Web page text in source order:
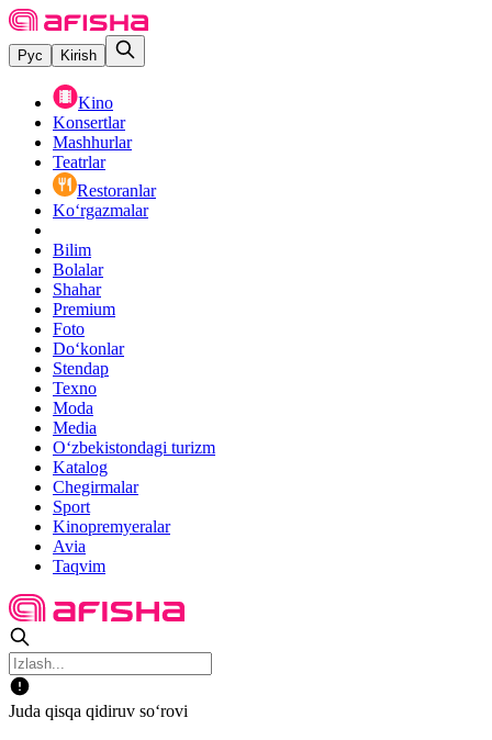
Рус Kirish
Kino
Konsertlar
Mashhurlar
Teatrlar
Restoranlar
Ko‘rgazmalar
Bilim
Bolalar
Shahar
Premium
Foto
Do‘konlar
Stendap
Texno
Moda
Media
O‘zbekistondagi turizm
Katalog
Chegirmalar
Sport
Kinopremyeralar
Avia
Taqvim
Juda qisqa qidiruv so‘rovi